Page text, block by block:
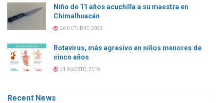
Niño de 11 años acuchilla a su maestra en
Chimalhuacán
26 OCTUBRE, 2022
Rotavirus, más agresivo en niños menores de
cinco años
21 AGOSTO, 2019
Recent News